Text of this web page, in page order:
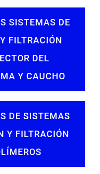
SISTEMAS DE
FILTRACIÓN
DEL
Y CAUCHO
DE SISTEMAS
Y FILTRACIÓN